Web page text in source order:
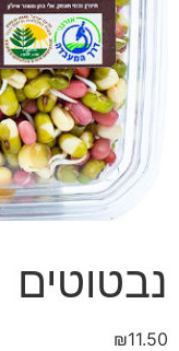
נבטוטים
₪11.50